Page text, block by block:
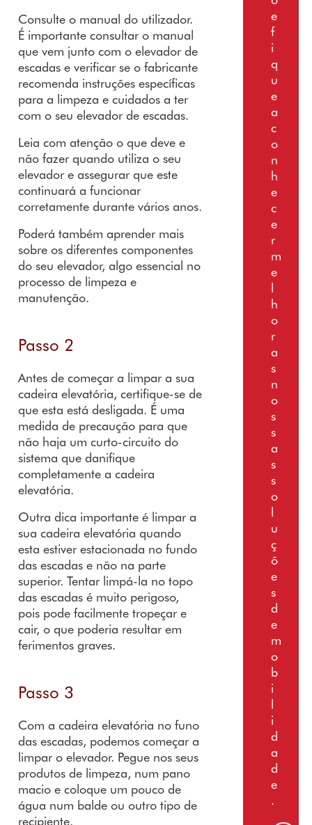
Consulte o manual do utilizador.
É importante consultar o manual
que vem junto com o elevador de
escadas e verificar se o fabricante
recomenda instruções específicas
para a limpeza e cuidados a ter
com o seu elevador de escadas.
Leia com atenção o que deve e
não fazer quando utiliza o seu
elevador e assegurar que este
continuará a funcionar
corretamente durante vários anos.
Poderá também aprender mais
sobre os diferentes componentes
do seu elevador, algo essencial no
processo de limpeza e
manutenção.
Passo 2
Antes de começar a limpar a sua
cadeira elevatória, certifique-se de
que esta está desligada. É uma
medida de precaução para que
não haja um curto-circuito do
sistema que danifique
completamente a cadeira
elevatória.
Outra dica importante é limpar a
sua cadeira elevatória quando
esta estiver estacionada no fundo
das escadas e não na parte
superior. Tentar limpá-la no topo
das escadas é muito perigoso,
pois pode facilmente tropeçar e
cair, o que poderia resultar em
ferimentos graves.
Passo 3
Com a cadeira elevatória no funo
das escadas, podemos começar a
limpar o elevador. Pegue nos seus
produtos de limpeza, num pano
macio e coloque um pouco de
água num balde ou outro tipo de
recipiente.
e
f
i
q
u
e
a
c
o
n
h
e
c
e
r
m
e
l
h
o
r
a
s
n
o
s
s
a
s
s
o
l
u
ç
õ
e
s
d
e
m
o
b
i
l
i
d
a
d
e
.